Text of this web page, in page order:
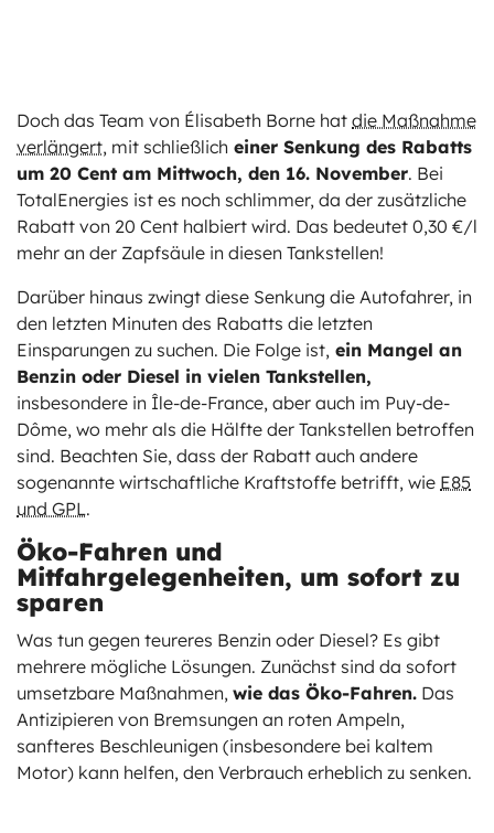
Doch das Team von Élisabeth Borne hat die Maßnahme
verlängert, mit schließlich einer Senkung des Rabatts
um 20 Cent am Mittwoch, den 16. November. Bei
TotalEnergies ist es noch schlimmer, da der zusätzliche
Rabatt von 20 Cent halbiert wird. Das bedeutet 0,30 €/l
mehr an der Zapfsäule in diesen Tankstellen!
Darüber hinaus zwingt diese Senkung die Autofahrer, in
den letzten Minuten des Rabatts die letzten
Einsparungen zu suchen. Die Folge ist, ein Mangel an
Benzin oder Diesel in vielen Tankstellen,
insbesondere in Île-de-France, aber auch im Puy-de-
Dôme, wo mehr als die Hälfte der Tankstellen betroffen
sind. Beachten Sie, dass der Rabatt auch andere
sogenannte wirtschaftliche Kraftstoffe betrifft, wie E85
und GPL.
Öko-Fahren und
Mitfahrgelegenheiten, um sofort zu
sparen
Was tun gegen teureres Benzin oder Diesel? Es gibt
mehrere mögliche Lösungen. Zunächst sind da sofort
umsetzbare Maßnahmen, wie das Öko-Fahren. Das
Antizipieren von Bremsungen an roten Ampeln,
sanfteres Beschleunigen (insbesondere bei kaltem
Motor) kann helfen, den Verbrauch erheblich zu senken.